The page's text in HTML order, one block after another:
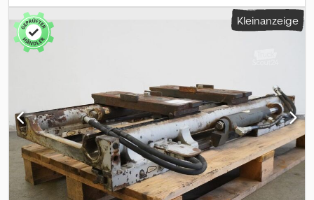
mm, Bauhöhe: 1130 mm, Öffnungsweite: 350–1700 mm,
Aufhängung: FEM2A, Vorbaumaß: 138 mm, Eigenschwerpunkt: 148
mm, überholte KAUP-Gabelzinkenverstellvorrichtung 1T411Z,
inklusive Seitenschub +/- 100 mm zu beiden Seiten, Gerät mit
Lastschwerpunkt: 500, Eigenschwerpunkt: 148. Csdpfx Asycygzob
Rorf
Kleinanzeige